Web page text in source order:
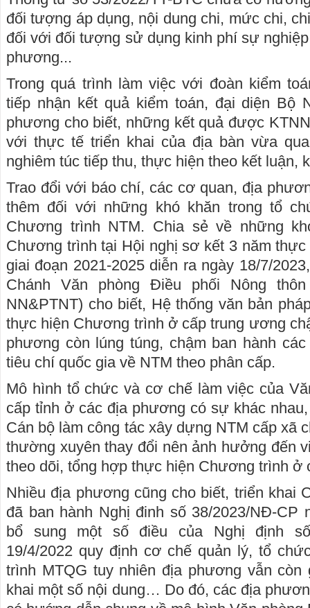
đối tượng áp dụng, nội dung chi, mức chi,
đối với đối tượng sử dụng kinh phí sự
phương...
Trong quá trình làm việc với đoàn kiểm
tiếp nhận kết quả kiểm toán, đại diện Bộ
phương cho biết, những kết quả được
với thực tế triển khai của địa bàn vừa
nghiêm túc tiếp thu, thực hiện theo kết luận,
Trao đổi với báo chí, các cơ quan, địa
thêm đối với những khó khăn trong tổ
Chương trình NTM. Chia sẻ về những
Chương trình tại Hội nghị sơ kết 3 năm
giai đoạn 2021-2025 diễn ra ngày 18/7/
Chánh Văn phòng Điều phối Nông
NN&PTNT) cho biết, Hệ thống văn bản
thực hiện Chương trình ở cấp trung ương
phương còn lúng túng, chậm ban hành
tiêu chí quốc gia về NTM theo phân cấp.
Mô hình tổ chức và cơ chế làm việc của
cấp tỉnh ở các địa phương có sự khác
Cán bộ làm công tác xây dựng NTM cấp xã
thường xuyên thay đổi nên ảnh hưởng đến
theo dõi, tổng hợp thực hiện Chương trình ở
Nhiều địa phương cũng cho biết, triển khai
đã ban hành Nghị đinh số 38/2023/NĐ-CP
bổ sung một số điều của Nghị định số
19/4/2022 quy định cơ chế quản lý, tổ
trình MTQG tuy nhiên địa phương vẫn còn
khai một số nội dung… Do đó, các địa